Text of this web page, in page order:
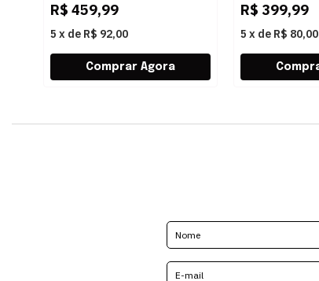
R$ 459,99
5 x de R$ 92,00
R$ 399,99
5 x de R$ 80,00